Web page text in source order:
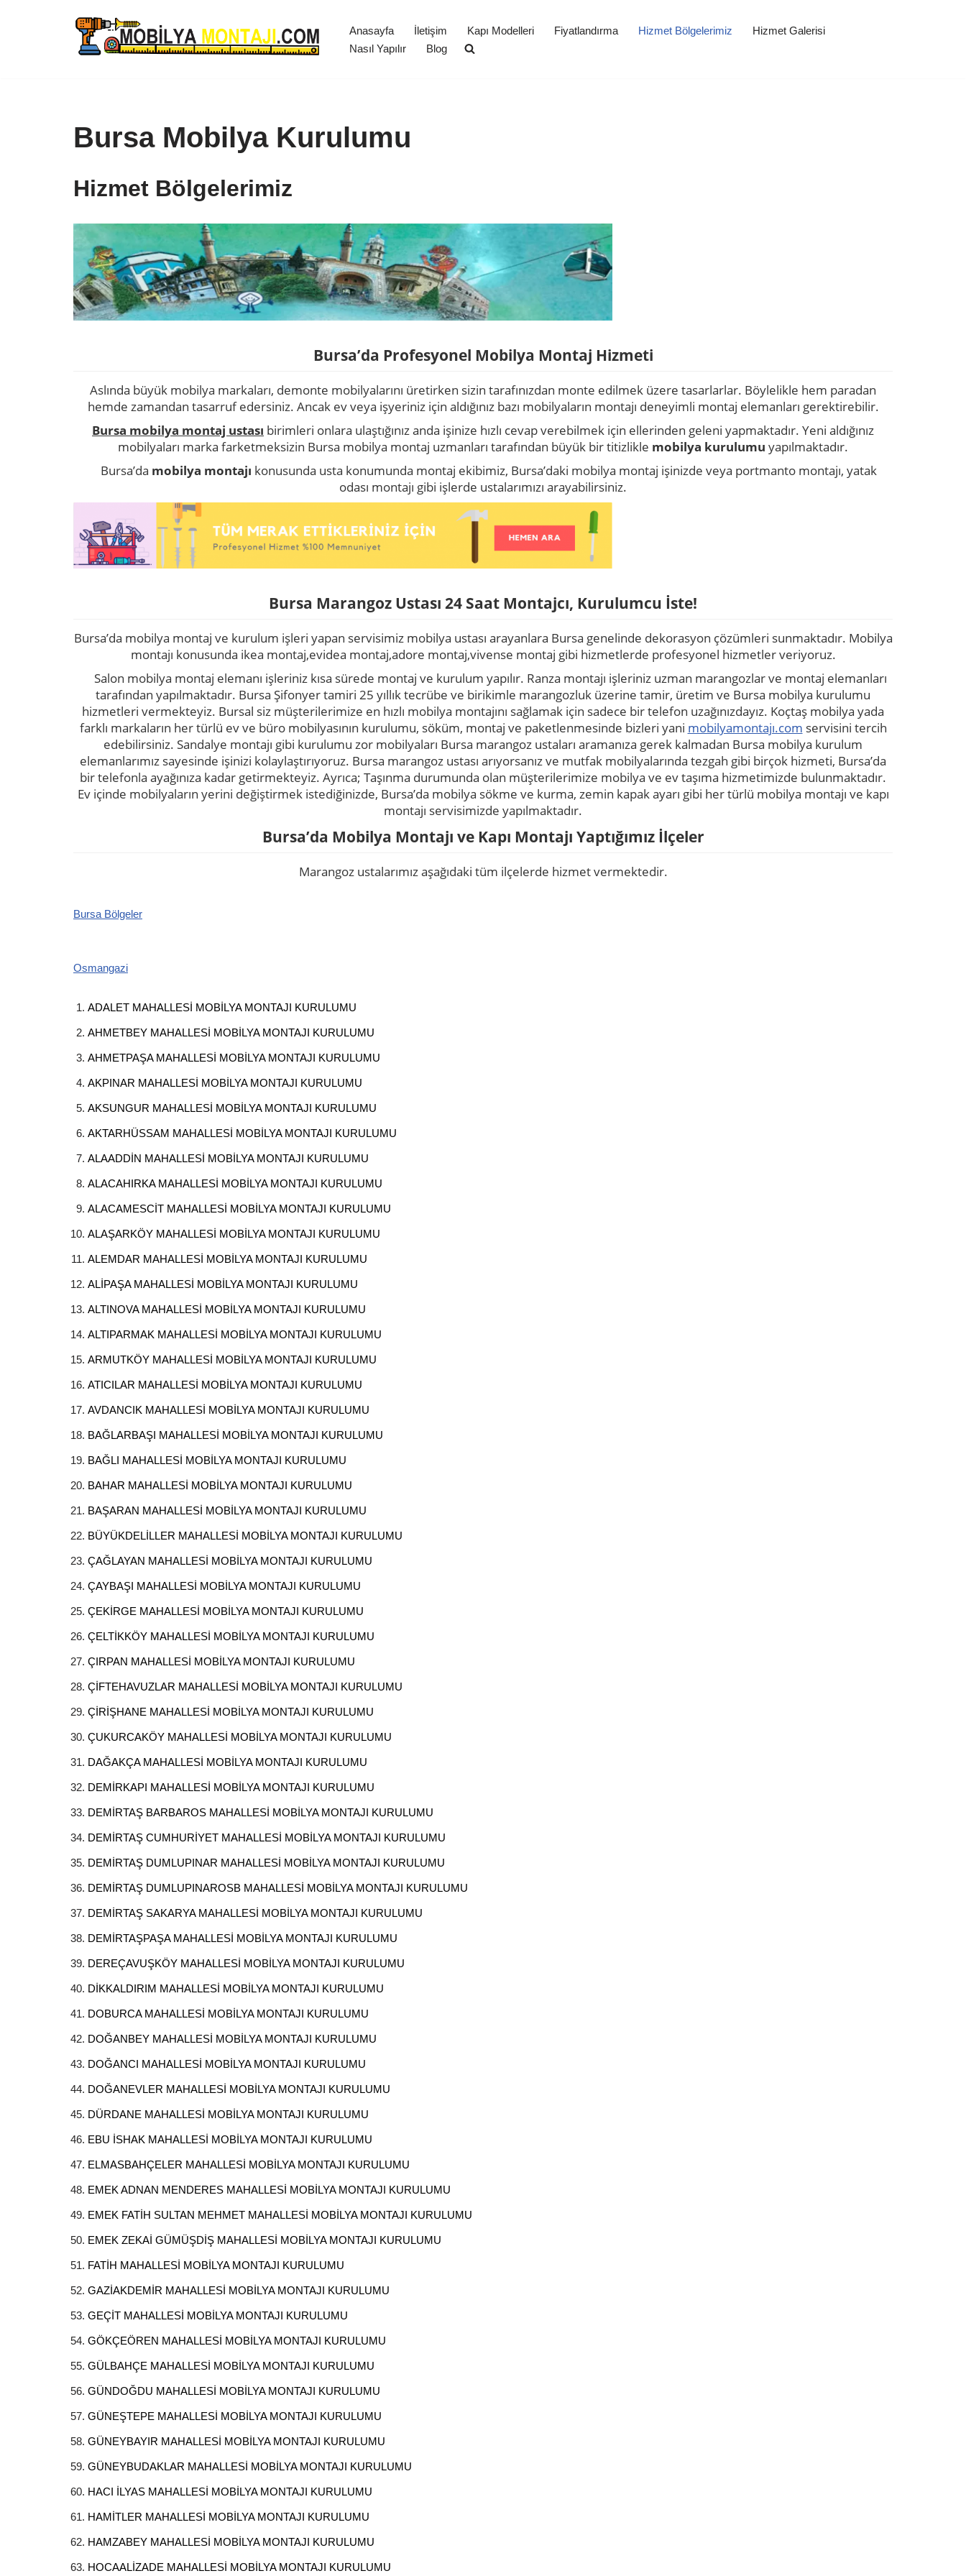
Anasayfa İletişim Kapı Modelleri Fiyatlandırma Hizmet Bölgelerimiz
Hizmet Galerisi
Nasıl Yapılır
Blog
Bursa Mobilya Kurulumu
Hizmet Bölgelerimiz
Bursa’da Profesyonel Mobilya Montaj Hizmeti
Aslında büyük mobilya markaları, demonte mobilyalarını üretirken sizin tarafınızdan monte edilmek üzere tasarlarlar. Böylelikle hem paradan
hemde zamandan tasarruf edersiniz. Ancak ev veya işyeriniz için aldığınız bazı mobilyaların montajı deneyimli montaj elemanları gerektirebilir.
Bursa mobilya montaj ustası birimleri onlara ulaştığınız anda işinize hızlı cevap verebilmek için ellerinden geleni yapmaktadır. Yeni aldığınız
mobilyaları marka farketmeksizin Bursa mobilya montaj uzmanları tarafından büyük bir titizlikle mobilya kurulumu yapılmaktadır.
Bursa’da mobilya montajı konusunda usta konumunda montaj ekibimiz, Bursa’daki mobilya montaj işinizde veya portmanto montajı, yatak
odası montajı gibi işlerde ustalarımızı arayabilirsiniz.
Bursa Marangoz Ustası 24 Saat Montajcı, Kurulumcu İste!
Bursa’da mobilya montaj ve kurulum işleri yapan servisimiz mobilya ustası arayanlara Bursa genelinde dekorasyon çözümleri sunmaktadır. Mobilya
montajı konusunda ikea montaj,evidea montaj,adore montaj,vivense montaj gibi hizmetlerde profesyonel hizmetler veriyoruz.
Salon mobilya montaj elemanı işleriniz kısa sürede montaj ve kurulum yapılır. Ranza montajı işleriniz uzman marangozlar ve montaj elemanları
tarafından yapılmaktadır. Bursa Şifonyer tamiri 25 yıllık tecrübe ve birikimle marangozluk üzerine tamir, üretim ve Bursa mobilya kurulumu
hizmetleri vermekteyiz. Bursal siz müşterilerimize en hızlı mobilya montajını sağlamak için sadece bir telefon uzağınızdayız. Koçtaş mobilya yada
farklı markaların her türlü ev ve büro mobilyasının kurulumu, söküm, montaj ve paketlenmesinde bizleri yani mobilyamontajı.com servisini tercih
edebilirsiniz. Sandalye montajı gibi kurulumu zor mobilyaları Bursa marangoz ustaları aramanıza gerek kalmadan Bursa mobilya kurulum
elemanlarımız sayesinde işinizi kolaylaştırıyoruz. Bursa marangoz ustası arıyorsanız ve mutfak mobilyalarında tezgah gibi birçok hizmeti, Bursa’da
bir telefonla ayağınıza kadar getirmekteyiz. Ayrıca; Taşınma durumunda olan müşterilerimize mobilya ve ev taşıma hizmetimizde bulunmaktadır.
Ev içinde mobilyaların yerini değiştirmek istediğinizde, Bursa’da mobilya sökme ve kurma, zemin kapak ayarı gibi her türlü mobilya montajı ve kapı
montajı servisimizde yapılmaktadır.
Bursa’da Mobilya Montajı ve Kapı Montajı Yaptığımız İlçeler
Marangoz ustalarımız aşağıdaki tüm ilçelerde hizmet vermektedir.
Bursa Bölgeler
Osmangazi
ADALET MAHALLESİ MOBİLYA MONTAJI KURULUMU
AHMETBEY MAHALLESİ MOBİLYA MONTAJI KURULUMU
AHMETPAŞA MAHALLESİ MOBİLYA MONTAJI KURULUMU
AKPINAR MAHALLESİ MOBİLYA MONTAJI KURULUMU
AKSUNGUR MAHALLESİ MOBİLYA MONTAJI KURULUMU
AKTARHÜSSAM MAHALLESİ MOBİLYA MONTAJI KURULUMU
ALAADDİN MAHALLESİ MOBİLYA MONTAJI KURULUMU
ALACAHIRKA MAHALLESİ MOBİLYA MONTAJI KURULUMU
ALACAMESCİT MAHALLESİ MOBİLYA MONTAJI KURULUMU
ALAŞARKÖY MAHALLESİ MOBİLYA MONTAJI KURULUMU
ALEMDAR MAHALLESİ MOBİLYA MONTAJI KURULUMU
ALİPAŞA MAHALLESİ MOBİLYA MONTAJI KURULUMU
ALTINOVA MAHALLESİ MOBİLYA MONTAJI KURULUMU
ALTIPARMAK MAHALLESİ MOBİLYA MONTAJI KURULUMU
ARMUTKÖY MAHALLESİ MOBİLYA MONTAJI KURULUMU
ATICILAR MAHALLESİ MOBİLYA MONTAJI KURULUMU
AVDANCIK MAHALLESİ MOBİLYA MONTAJI KURULUMU
BAĞLARBAŞI MAHALLESİ MOBİLYA MONTAJI KURULUMU
BAĞLI MAHALLESİ MOBİLYA MONTAJI KURULUMU
BAHAR MAHALLESİ MOBİLYA MONTAJI KURULUMU
BAŞARAN MAHALLESİ MOBİLYA MONTAJI KURULUMU
BÜYÜKDELİLLER MAHALLESİ MOBİLYA MONTAJI KURULUMU
ÇAĞLAYAN MAHALLESİ MOBİLYA MONTAJI KURULUMU
ÇAYBAŞI MAHALLESİ MOBİLYA MONTAJI KURULUMU
ÇEKİRGE MAHALLESİ MOBİLYA MONTAJI KURULUMU
ÇELTİKKÖY MAHALLESİ MOBİLYA MONTAJI KURULUMU
ÇIRPAN MAHALLESİ MOBİLYA MONTAJI KURULUMU
ÇİFTEHAVUZLAR MAHALLESİ MOBİLYA MONTAJI KURULUMU
ÇİRİŞHANE MAHALLESİ MOBİLYA MONTAJI KURULUMU
ÇUKURCAKÖY MAHALLESİ MOBİLYA MONTAJI KURULUMU
DAĞAKÇA MAHALLESİ MOBİLYA MONTAJI KURULUMU
DEMİRKAPI MAHALLESİ MOBİLYA MONTAJI KURULUMU
DEMİRTAŞ BARBAROS MAHALLESİ MOBİLYA MONTAJI KURULUMU
DEMİRTAŞ CUMHURİYET MAHALLESİ MOBİLYA MONTAJI KURULUMU
DEMİRTAŞ DUMLUPINAR MAHALLESİ MOBİLYA MONTAJI KURULUMU
DEMİRTAŞ DUMLUPINAROSB MAHALLESİ MOBİLYA MONTAJI KURULUMU
DEMİRTAŞ SAKARYA MAHALLESİ MOBİLYA MONTAJI KURULUMU
DEMİRTAŞPAŞA MAHALLESİ MOBİLYA MONTAJI KURULUMU
DEREÇAVUŞKÖY MAHALLESİ MOBİLYA MONTAJI KURULUMU
DİKKALDIRIM MAHALLESİ MOBİLYA MONTAJI KURULUMU
DOBURCA MAHALLESİ MOBİLYA MONTAJI KURULUMU
DOĞANBEY MAHALLESİ MOBİLYA MONTAJI KURULUMU
DOĞANCI MAHALLESİ MOBİLYA MONTAJI KURULUMU
DOĞANEVLER MAHALLESİ MOBİLYA MONTAJI KURULUMU
DÜRDANE MAHALLESİ MOBİLYA MONTAJI KURULUMU
EBU İSHAK MAHALLESİ MOBİLYA MONTAJI KURULUMU
ELMASBAHÇELER MAHALLESİ MOBİLYA MONTAJI KURULUMU
EMEK ADNAN MENDERES MAHALLESİ MOBİLYA MONTAJI KURULUMU
EMEK FATİH SULTAN MEHMET MAHALLESİ MOBİLYA MONTAJI KURULUMU
EMEK ZEKAİ GÜMÜŞDİŞ MAHALLESİ MOBİLYA MONTAJI KURULUMU
FATİH MAHALLESİ MOBİLYA MONTAJI KURULUMU
GAZİAKDEMİR MAHALLESİ MOBİLYA MONTAJI KURULUMU
GEÇİT MAHALLESİ MOBİLYA MONTAJI KURULUMU
GÖKÇEÖREN MAHALLESİ MOBİLYA MONTAJI KURULUMU
GÜLBAHÇE MAHALLESİ MOBİLYA MONTAJI KURULUMU
GÜNDOĞDU MAHALLESİ MOBİLYA MONTAJI KURULUMU
GÜNEŞTEPE MAHALLESİ MOBİLYA MONTAJI KURULUMU
GÜNEYBAYIR MAHALLESİ MOBİLYA MONTAJI KURULUMU
GÜNEYBUDAKLAR MAHALLESİ MOBİLYA MONTAJI KURULUMU
HACI İLYAS MAHALLESİ MOBİLYA MONTAJI KURULUMU
HAMİTLER MAHALLESİ MOBİLYA MONTAJI KURULUMU
HAMZABEY MAHALLESİ MOBİLYA MONTAJI KURULUMU
HOCAALİZADE MAHALLESİ MOBİLYA MONTAJI KURULUMU